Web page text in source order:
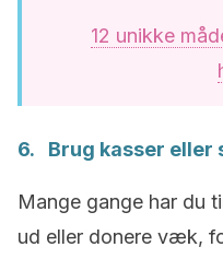
12 unikke
6. Brug kasser eller
Mange gange har du
ud eller donere væk,